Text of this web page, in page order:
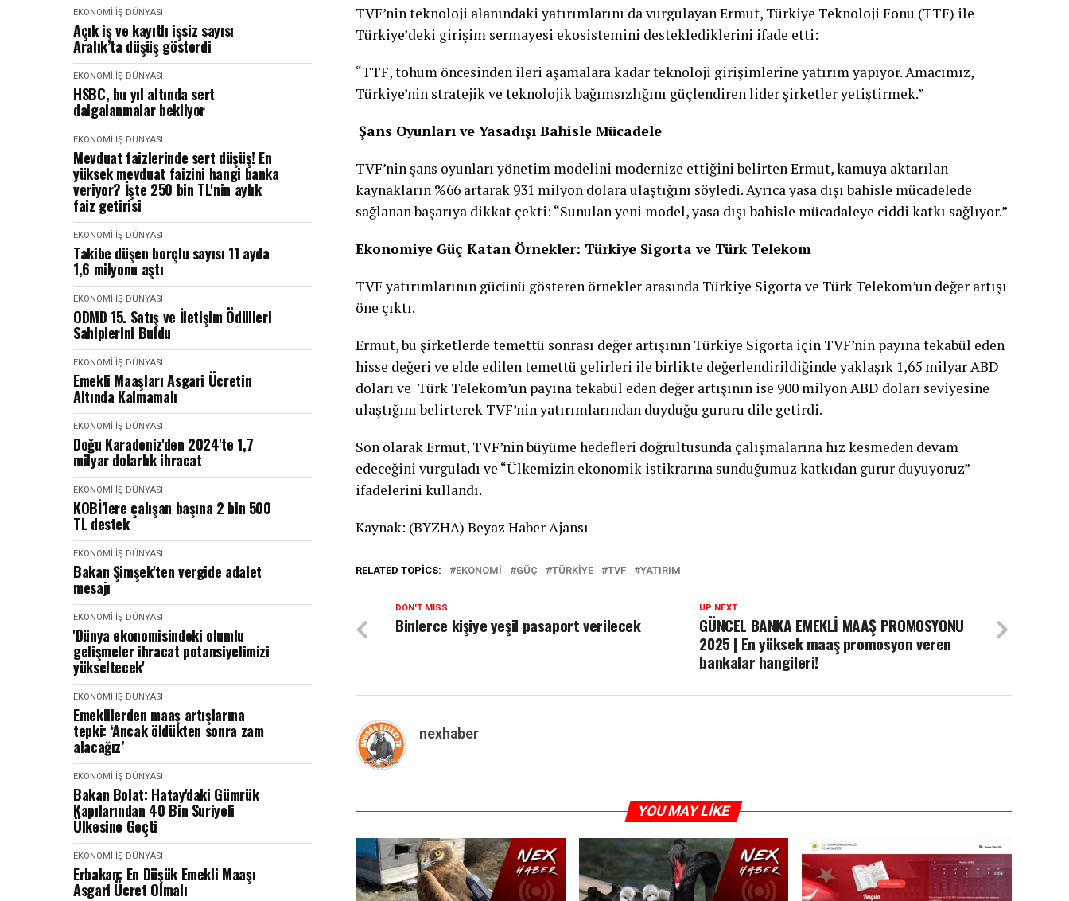
EKONOMI İŞ DÜNYASI
Açık iş ve kayıtlı işsiz sayısı
Aralık’ta düşüş gösterdi
EKONOMI İŞ DÜNYASI
HSBC, bu yıl altında sert
dalgalanmalar bekliyor
EKONOMI İŞ DÜNYASI
Mevduat faizlerinde sert düşüş! En
yüksek mevduat faizini hangi banka
veriyor? İşte 250 bin TL'nin aylık
faiz getirisi
EKONOMI İŞ DÜNYASI
Takibe düşen borçlu sayısı 11 ayda
1,6 milyonu aştı
EKONOMI İŞ DÜNYASI
ODMD 15. Satış ve İletişim Ödülleri
Sahiplerini Buldu
EKONOMI İŞ DÜNYASI
Emekli Maaşları Asgari Ücretin
Altında Kalmamalı
EKONOMI İŞ DÜNYASI
Doğu Karadeniz'den 2024'te 1,7
milyar dolarlık ihracat
EKONOMI İŞ DÜNYASI
KOBİ’lere çalışan başına 2 bin 500
TL destek
EKONOMI İŞ DÜNYASI
Bakan Şimşek'ten vergide adalet
mesajı
EKONOMI İŞ DÜNYASI
'Dünya ekonomisindeki olumlu
gelişmeler ihracat potansiyelimizi
yükseltecek'
EKONOMI İŞ DÜNYASI
Emeklilerden maaş artışlarına
tepki: ‘Ancak öldükten sonra zam
alacağız’
EKONOMI İŞ DÜNYASI
Bakan Bolat: Hatay'daki Gümrük
Kapılarından 40 Bin Suriyeli
Ülkesine Geçti
EKONOMI İŞ DÜNYASI
Erbakan: En Düşük Emekli Maaşı
Asgari Ücret Olmalı
TVF’nin teknoloji alanındaki yatırımlarını da vurgulayan Ermut, Türkiye Teknoloji Fonu (TTF) ile
Türkiye’deki girişim sermayesi ekosistemini desteklediklerini ifade etti:
“TTF, tohum öncesinden ileri aşamalara kadar teknoloji girişimlerine yatırım yapıyor. Amacımız,
Türkiye’nin stratejik ve teknolojik bağımsızlığını güçlendiren lider şirketler yetiştirmek.”
Şans Oyunları ve Yasadışı Bahisle Mücadele
TVF’nin şans oyunları yönetim modelini modernize ettiğini belirten Ermut, kamuya aktarılan
kaynakların %66 artarak 931 milyon dolara ulaştığını söyledi. Ayrıca yasa dışı bahisle mücadelede
sağlanan başarıya dikkat çekti: “Sunulan yeni model, yasa dışı bahisle mücadaleye ciddi katkı sağlıyor.”
Ekonomiye Güç Katan Örnekler: Türkiye Sigorta ve Türk Telekom
TVF yatırımlarının gücünü gösteren örnekler arasında Türkiye Sigorta ve Türk Telekom’un değer artışı
öne çıktı.
Ermut, bu şirketlerde temettü sonrası değer artışının Türkiye Sigorta için TVF’nin payına tekabül eden
hisse değeri ve elde edilen temettü gelirleri ile birlikte değerlendirildiğinde yaklaşık 1,65 milyar ABD
doları ve Türk Telekom’un payına tekabül eden değer artışının ise 900 milyon ABD doları seviyesine
ulaştığını belirterek TVF’nin yatırımlarından duyduğu gururu dile getirdi.
Son olarak Ermut, TVF’nin büyüme hedefleri doğrultusunda çalışmalarına hız kesmeden devam
edeceğini vurguladı ve “Ülkemizin ekonomik istikrarına sunduğumuz katkıdan gurur duyuyoruz”
ifadelerini kullandı.
Kaynak: (BYZHA) Beyaz Haber Ajansı
RELATED TOPICS: EKONOMI GÜÇ TÜRKIYE TVF YATIRIM
UP NEXT
GÜNCEL BANKA EMEKLİ MAAŞ PROMOSYONU
2025 | En yüksek maaş promosyon veren
bankalar hangileri!
DON'T MISS
Binlerce kişiye yeşil pasaport verilecek
nexhaber
YOU MAY LIKE